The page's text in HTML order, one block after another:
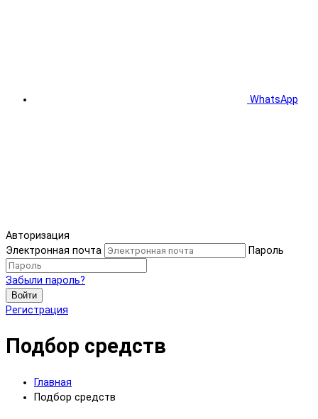
WhatsApp
Авторизация
Электронная почта
Пароль
Забыли пароль?
Войти
Регистрация
Подбор средств
Главная
Подбор средств